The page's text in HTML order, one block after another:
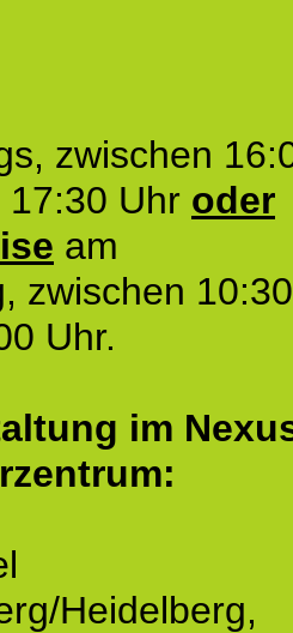
zwischen
17:30 Uhr oder
am
zwischen
Uhr.
im
Heidelberg,